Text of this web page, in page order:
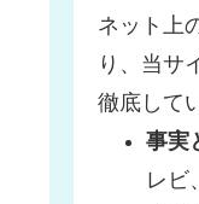
ネット上
り、当サ
徹底して
事実
レビ